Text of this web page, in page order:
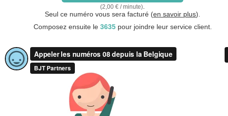
(2,00 € / minute)
Seul ce numéro vous sera facturé (en savoir plus).
Composez ensuite le 3635pour joindre leur service client.